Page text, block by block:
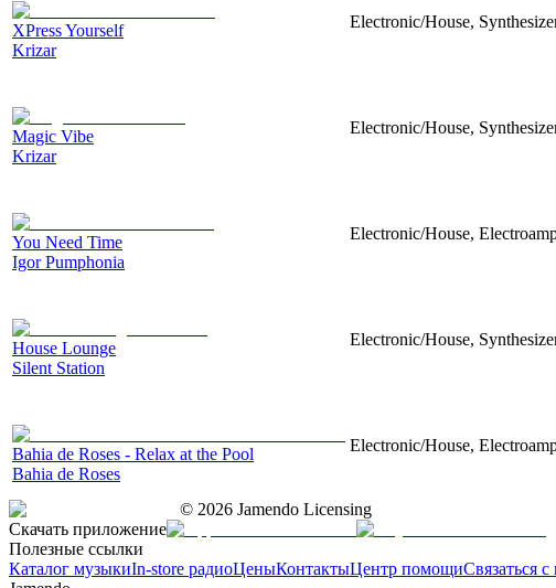
XPress Yourself
Krizar
Electronic/House,
Magic Vibe
Krizar
Electronic/House,
You Need Time
Igor Pumphonia
Electronic/House,
House Lounge
Silent Station
Electronic/House,
Bahia de Roses - Relax at the Pool
Bahia de Roses
Electronic/House,
© 2026 Jamendo Licensing
Скачать приложение
Полезные ссылки
Каталог музыкиIn-store радиоЦеныКонтактыЦентр помощиСвязаться